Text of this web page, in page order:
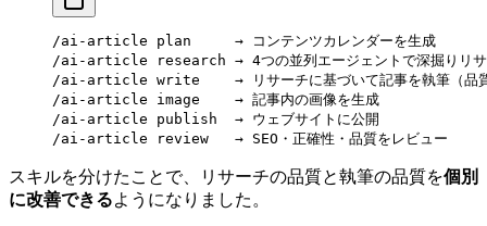
/ai-article plan     → コンテンツカレンダーを生成
/ai-article research → 4つの並列エージェントで深掘りリサ
/ai-article write    → リサーチに基づいて記事を執筆（品質
/ai-article image    → 記事内の画像を生成
/ai-article publish  → ウェブサイトに公開
/ai-article review   → SEO・正確性・品質をレビュー
スキルを分けたことで、リサーチの品質と執筆の品質を個別
に改善できるようになりました。